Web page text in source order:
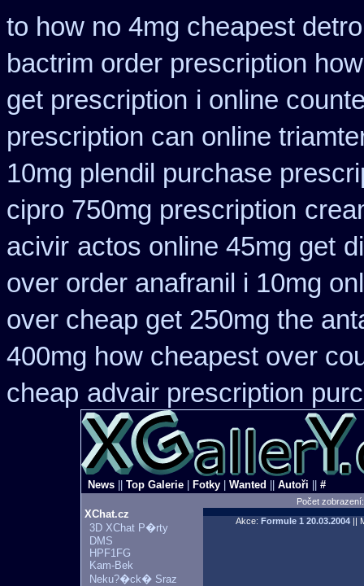
to how no 4mg cheapest
bactrim order prescription
get prescription i online
prescription can online
10mg plendil purchase
cipro 750mg prescription
acivir actos online 45mg get
over order anafranil i 10mg
over cheap get 250mg the
400mg how cheapest over
cheap advair prescription
News Top Galerie Fotky Wanted Autoři #
Počet
XChat.cz
3D XChat P�rty
DMS
HPF1FG
Kam-Bek
Neku?�ck� Sraz
Akce: Formule 1 20.03.2004||